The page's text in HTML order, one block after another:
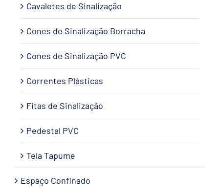
Cavaletes de Sinalização
Cones de Sinalização Borracha
Cones de Sinalização PVC
Correntes Plásticas
Fitas de Sinalização
Pedestal PVC
Tela Tapume
Espaço Confinado